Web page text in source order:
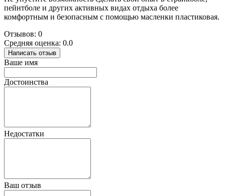
пейнтболе и других активных видах отдыха более
комфортным и безопасным с помощью масленки пластиковая.
Отзывов: 0
Средняя оценка: 0.0
Написать отзыв
Ваше имя
Достоинства
Недостатки
Ваш отзыв